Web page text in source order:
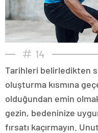
14
Tarihleri belirledikten
oluşturma kısmına
olduğundan emin
gezin, bedeninize
fırsatı kaçırmayın.